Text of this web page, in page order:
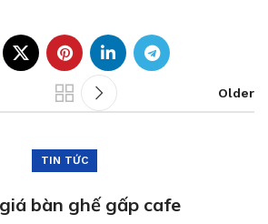
Older
TIN TỨC
bàn ghế gấp cafe